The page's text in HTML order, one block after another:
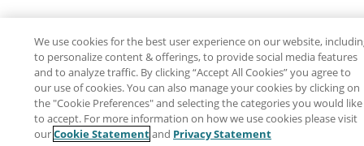
We use cookies for the best user experience on our website,
to personalize content & offerings, to provide social media features
and to analyze traffic. By clicking “Accept All Cookies” you agree to
our use of cookies. You can also manage your cookies by clicking on
the "Cookie Preferences" and selecting the categories you would like
to accept. For more information on how we use cookies please visit
ourCookie Statementand Privacy Statement